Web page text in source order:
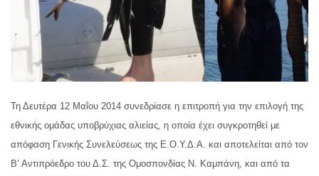
Τη Δευτέρα 12 Μαΐου 2014 συνεδρίασε η επιτροπή για την επιλογή της
εθνικής ομάδας υποβρύχιας αλιείας, η οποία έχει συγκροτηθεί με
απόφαση Γενικής Συνελεύσεως της Ε.Ο.Υ.Δ.Α. και αποτελείται από τον
Β’ Αντιπρόεδρο του Δ.Σ. της Ομοσπονδίας Ν. Καμπάνη, και από τα